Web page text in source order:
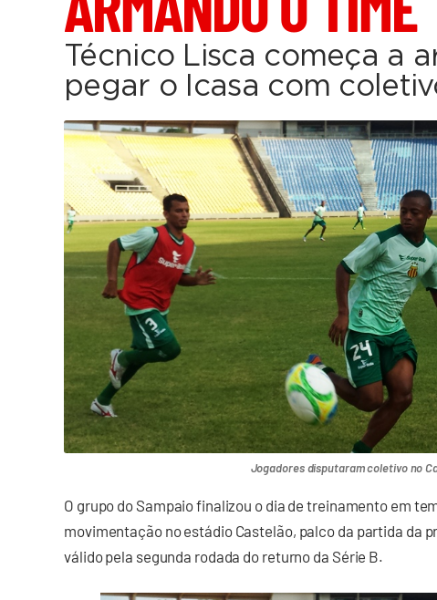
Técnico Lisca começa a
pegar o Icasa com
Jogadores disputaram coletivo no
O grupo do Sampaio finalizou o dia de treinamento em
movimentação no estádio Castelão, palco da partida da
válido pela segunda rodada do returno da Série B.